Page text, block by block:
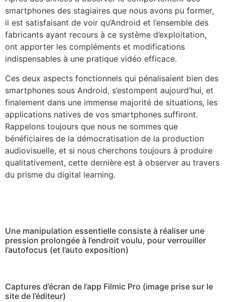
smartphones des stagiaires que nous avons pu former,
il est satisfaisant de voir qu’Android et l’ensemble des
fabricants ayant recours à ce système d’exploitation,
ont apporter les compléments et modifications
indispensables à une pratique vidéo efficace.
Ces deux aspects fonctionnels qui pénalisaient bien des
smartphones sous Android, s’estompent aujourd’hui, et
finalement dans une immense majorité de situations, les
applications natives de vos smartphones suffiront.
Rappelons toujours que nous ne sommes que
bénéficiaires de la démocratisation de la production
audiovisuelle, et si nous cherchons toujours à produire
qualitativement, cette dernière est à observer au travers
du prisme du digital learning.
Une manipulation essentielle consiste à réaliser une
pression prolongée à l’endroit voulu, pour verrouiller
l’autofocus (et l’auto exposition)
Captures d’écran de l’app Filmic Pro (image prise sur le
site de l’éditeur)